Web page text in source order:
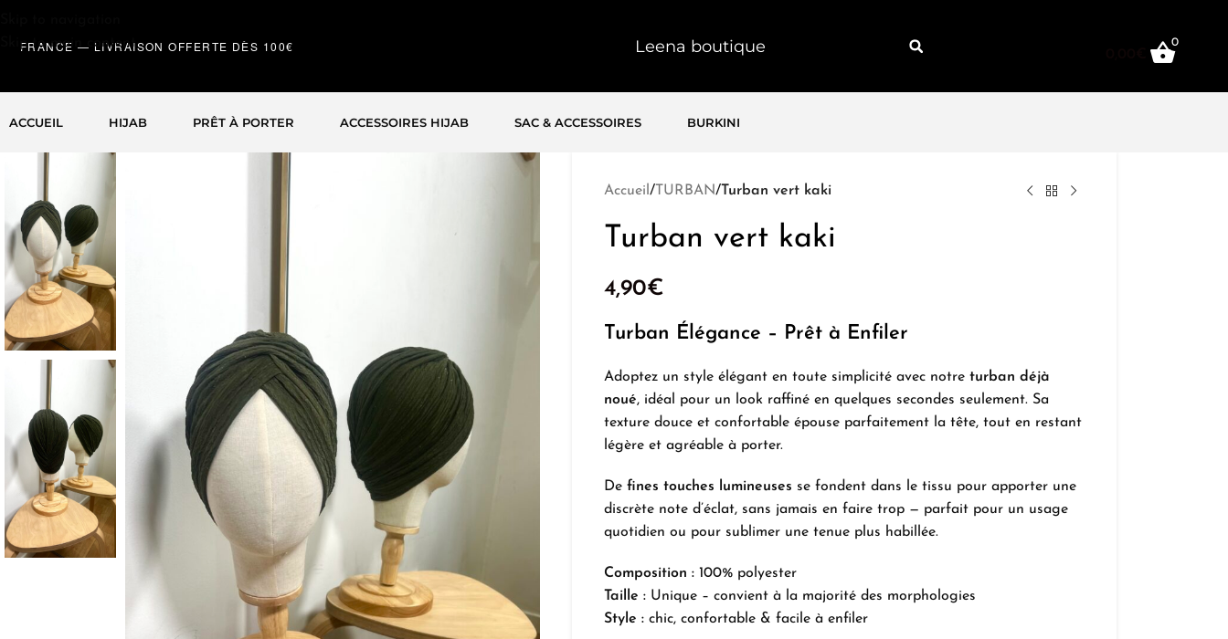
Skip to main content
FRANCE — LIVRAISON OFFERTE DÈS 100€ Leena boutique 0
ACCUEIL HIJAB PRÊT À PORTER ACCESSOIRES HIJAB SAC & ACCESSOIRES BURKINI
Accueil /TURBAN/Turban vert kaki
Turban vert kaki
4,90€
Turban Élégance – Prêt à Enfiler
Adoptez un style élégant en toute simplicité avec notre turban déjà
noué, idéal pour un look raffiné en quelques secondes seulement. Sa
texture douce et confortable épouse parfaitement la tête, tout en restant
légère et agréable à porter.
De fines touches lumineuses se fondent dans le tissu pour apporter une
discrète note d’éclat, sans jamais en faire trop — parfait pour un usage
quotidien ou pour sublimer une tenue plus habillée.
Composition :100% polyester
Taille :Unique – convient à la majorité des morphologies
Style :chic, confortable & facile à enfiler